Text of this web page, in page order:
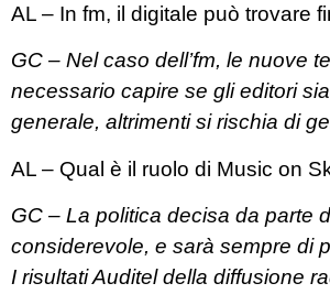
AL – In fm, il digitale può trovare
GC – Nel caso dell’fm, le nuove
necessario capire se gli editori
generale, altrimenti si rischia di
AL – Qual è il ruolo di Music on
GC – La politica decisa da parte
considerevole, e sarà sempre di
I risultati Auditel della diffusione